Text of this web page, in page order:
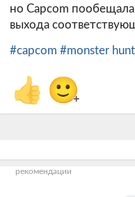
но Capcom
выхода
#capcom #monster
👍 🙂+
рекомендации